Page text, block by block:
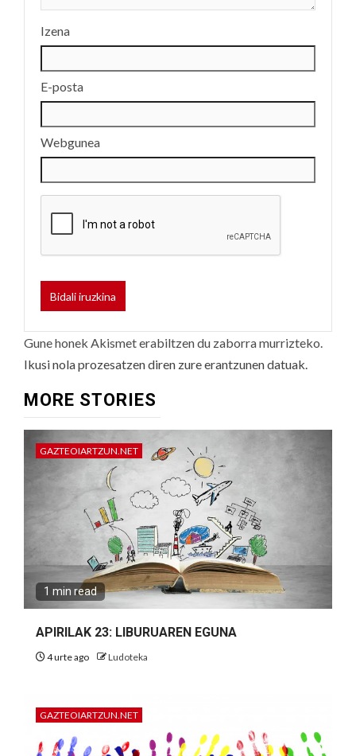
Izena
E-posta
Webgunea
Gune honek Akismet erabiltzen du zaborra murrizteko.
Ikusi nola prozesatzen diren zure erantzunen datuak.
MORE STORIES
GAZTEOIARTZUN.NET
1 min read
APIRILAK 23: LIBURUAREN EGUNA
4 urte ago Ludoteka
GAZTEOIARTZUN.NET